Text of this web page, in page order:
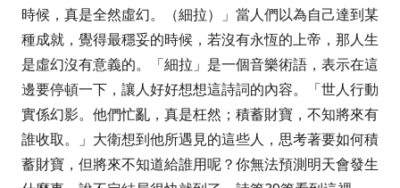
時候，真是全然虛幻。（細拉）」 當人們以為自己達到某
種成就，覺得最穩妥的時候，若沒有永恆的上帝，那人生
是虛幻沒有意義的。「細拉」是一個音樂術語，表示在這
邊要停頓一下，讓人好好想想這詩詞的內容。
「世人行動
實係幻影。他們忙亂，真是枉然；積蓄財寶，不知將來有
誰收取。」 大衛想到他所遇見的這些人，思考著要如何積
蓄財寶，但將來不知道給誰用呢？你無法預測明天會發生